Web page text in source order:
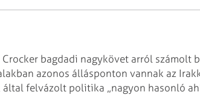
bagdadi nagykövet arról számolt
azonos állásponton vannak az
által felvázolt politika „nagyon hasonló